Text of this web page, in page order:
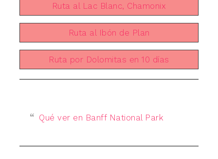
Ruta al Lac Blanc, Chamonix
Ruta al Ibón de Plan
Ruta por Dolomitas en 10 días
Qué ver en Banff National Park